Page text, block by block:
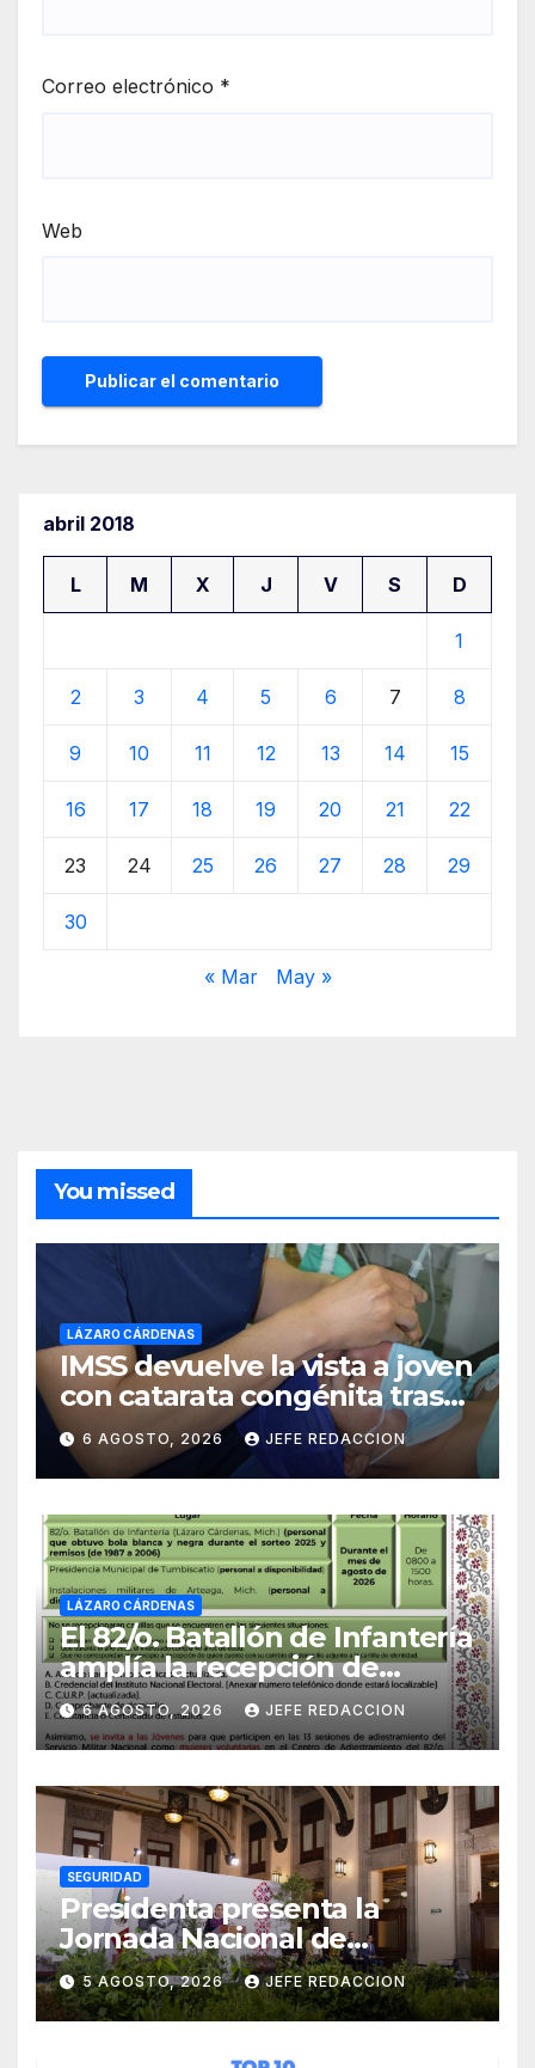
Correo electrónico *
Web
abril 2018
L M X J V S D
1
2 3 4 5 6 7 8
9 10 11 12 13 14 15
16 17 18 19 20 21 22
23 24 25 26 27 28 29
30
« Mar May »
You missed
LÁZARO CÁRDENAS
IMSS devuelve la vista a joven
con catarata congénita tras
23 años de limitación visual
6 AGOSTO, 2026 JEFE REDACCION
LÁZARO CÁRDENAS
El 82/o. Batallón de Infantería
amplía la recepción de
documentos para obtener La
Catilla del Servicio Militar
Nacional
6 AGOSTO, 2026 JEFE REDACCION
SEGURIDAD
Presidenta presenta la
Jornada Nacional de
Reforestación 2026; se
realizará el 9 de agosto y se
plantarán 6.6 millones de
árboles y plantas
5 AGOSTO, 2026 JEFE REDACCION